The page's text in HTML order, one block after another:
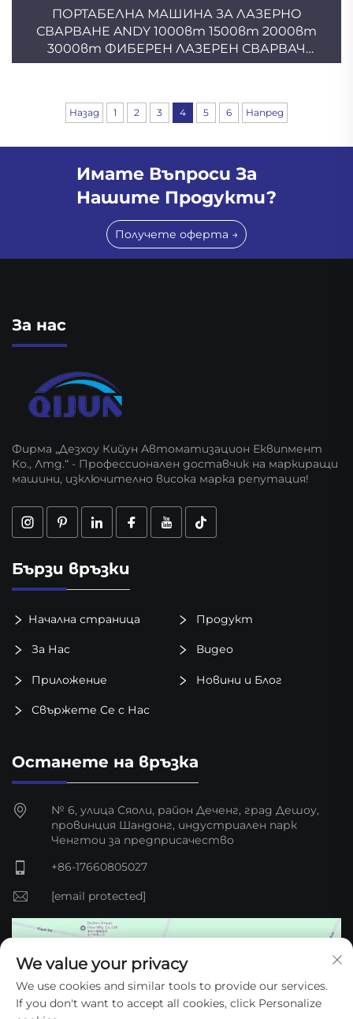
ПОРТАБЕЛНА МАШИНА ЗА ЛАЗЕРНО
СВАРВАНЕ ANDY 1000вт 1500вт 2000вт
3000вт ФИБЕРЕН ЛАЗЕРЕН СВАРВАЧ
ХАНДХЕЛД МАШИНА ЗА СВАРВАНЕ НА
Назад 1 2 3 4 5 6 Напред
Имате Въпроси За
Нашите Продукти?
Получете оферта →
За нас
Фирма „Дезхоу Кийун Автоматизацион Еквипмент
Ко., Лтд.“ - Профессионален доставчик на маркиращи
машини, изключително висока марка репутация!
Бързи връзки
Начална страница Продукт
За Нас Видео
Приложение Новини и Блог
Свържете Се с Нас
Останете на връзка
№ 6, улица Сяоли, район Деченг, град Дешоу,
провинция Шандонг, индустриален парк
Ченгтou за предприсачество
+86-17660805027
[email protected]
We value your privacy
We use cookies and similar tools to provide our services.
If you don't want to accept all cookies, click Personalize